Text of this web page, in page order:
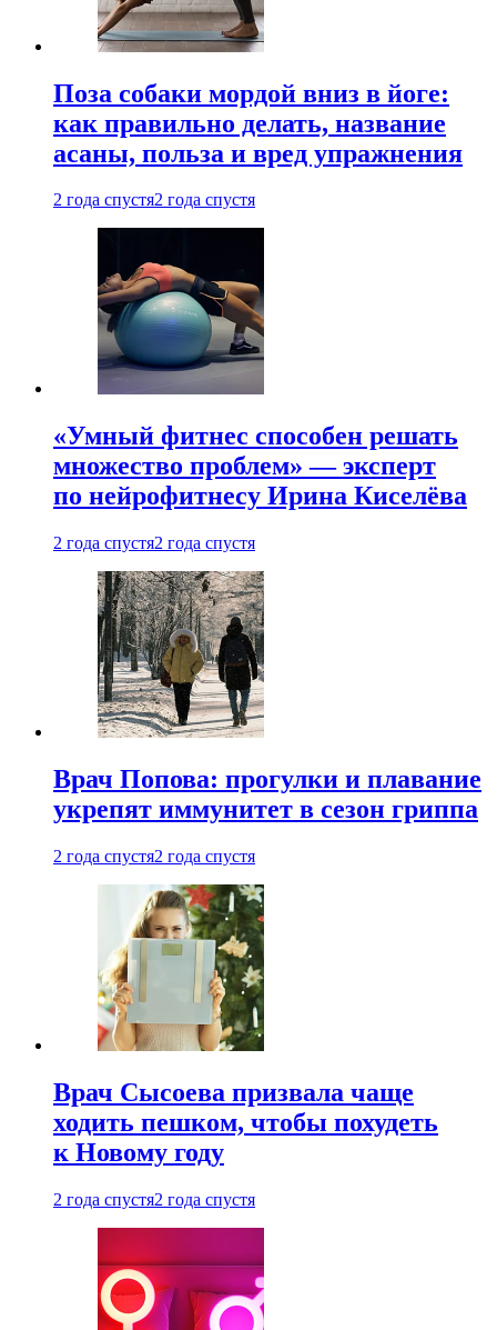
Поза собаки мордой вниз в йоге:
как правильно делать, название
асаны, польза и вред упражнения
2 года спустя2 года спустя
«Умный фитнес способен решать
множество проблем» — эксперт
по нейрофитнесу Ирина Киселёва
2 года спустя2 года спустя
Врач Попова: прогулки и плавание
укрепят иммунитет в сезон гриппа
2 года спустя2 года спустя
Врач Сысоева призвала чаще
ходить пешком, чтобы похудеть
к Новому году
2 года спустя2 года спустя